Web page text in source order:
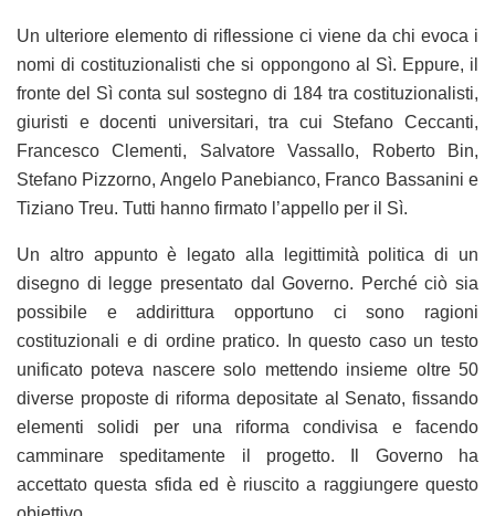
Un ulteriore elemento di riflessione ci viene da chi evoca i
nomi di costituzionalisti che si oppongono al Sì. Eppure, il
fronte del Sì conta sul sostegno di 184 tra costituzionalisti,
giuristi e docenti universitari, tra cui Stefano Ceccanti,
Francesco Clementi, Salvatore Vassallo, Roberto Bin,
Stefano Pizzorno, Angelo Panebianco, Franco Bassanini e
Tiziano Treu. Tutti hanno firmato l’appello per il Sì.
Un altro appunto è legato alla legittimità politica di un
disegno di legge presentato dal Governo. Perché ciò sia
possibile e addirittura opportuno ci sono ragioni
costituzionali e di ordine pratico. In questo caso un testo
unificato poteva nascere solo mettendo insieme oltre 50
diverse proposte di riforma depositate al Senato, fissando
elementi solidi per una riforma condivisa e facendo
camminare speditamente il progetto. Il Governo ha
accettato questa sfida ed è riuscito a raggiungere questo